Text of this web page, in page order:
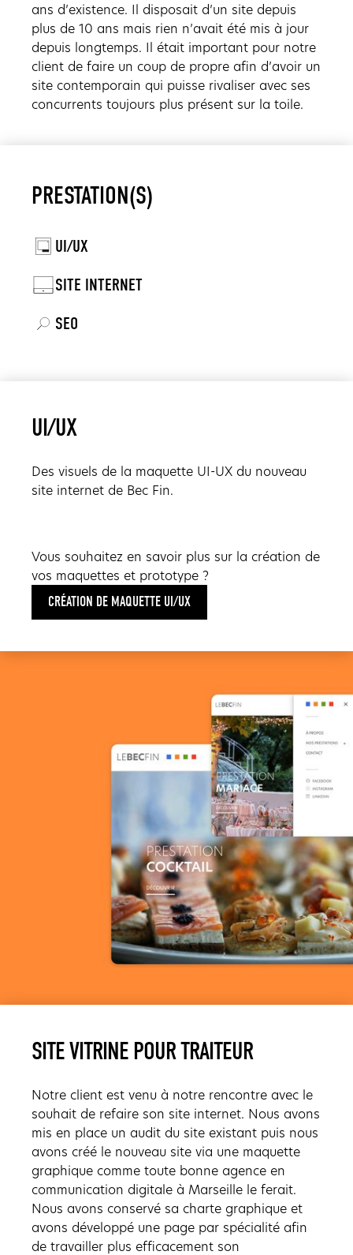
ans d’existence. Il disposait d’un site depuis
plus de 10 ans mais rien n’avait été mis à jour
depuis longtemps. Il était important pour notre
client de faire un coup de propre afin d’avoir un
site contemporain qui puisse rivaliser avec ses
concurrents toujours plus présent sur la toile.
PRESTATION(S)
UI/UX
SITE INTERNET
SEO
UI/UX
Des visuels de la maquette UI-UX du nouveau
site internet de Bec Fin.
Vous souhaitez en savoir plus sur la création de
vos maquettes et prototype ?
CRÉATION DE MAQUETTE UI/UX
SITE VITRINE POUR TRAITEUR
Notre client est venu à notre rencontre avec le
souhait de refaire son site internet. Nous avons
mis en place un audit du site existant puis nous
avons créé le nouveau site via une maquette
graphique comme toute bonne agence en
communication digitale à Marseille le ferait.
Nous avons conservé sa charte graphique et
avons développé une page par spécialité afin
de travailler plus efficacement son